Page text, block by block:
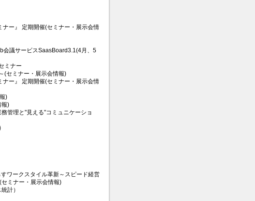
ー』 定期開催(セミナー・展示会情
会議サービスSaasBoard3.1(4月、5
ミナー
(セミナー・展示会情報)
ー』 定期開催(セミナー・展示会情
)
報)
管理と"見える"コミュニケーショ
ワークスタイル革新～スピード経営
ミナー・展示会情報)
計）